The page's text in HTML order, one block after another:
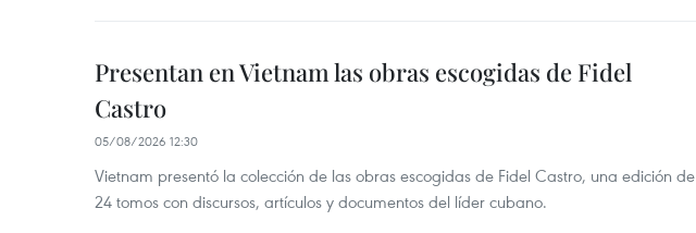
Presentan en Vietnam las obras escogidas de Fidel
Castro
05/08/2026 12:30
Vietnam presentó la colección de las obras escogidas de Fidel Castro, una edición de
24 tomos con discursos, artículos y documentos del líder cubano.